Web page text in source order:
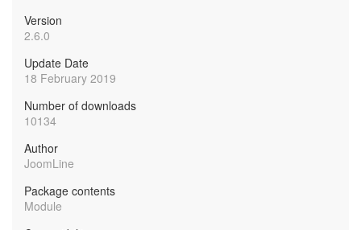
Version
2.6.0
Update Date
18 February 2019
Number of downloads
10134
Author
JoomLine
Package contents
Module